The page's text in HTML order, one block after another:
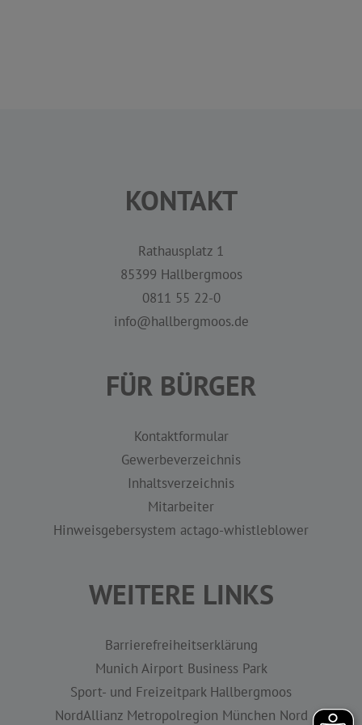
KONTAKT
Rathausplatz 1
85399 Hallbergmoos
0811 55 22-0
info@hallbergmoos.de
FÜR BÜRGER
Kontaktformular
Gewerbeverzeichnis
Inhaltsverzeichnis
Mitarbeiter
Hinweisgebersystem actago-whistleblower
WEITERE LINKS
Barrierefreiheitserklärung
Munich Airport Business Park
Sport- und Freizeitpark Hallbergmoos
NordAllianz Metropolregion München Nord